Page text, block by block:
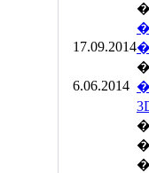
17.09.2014
6.06.2014